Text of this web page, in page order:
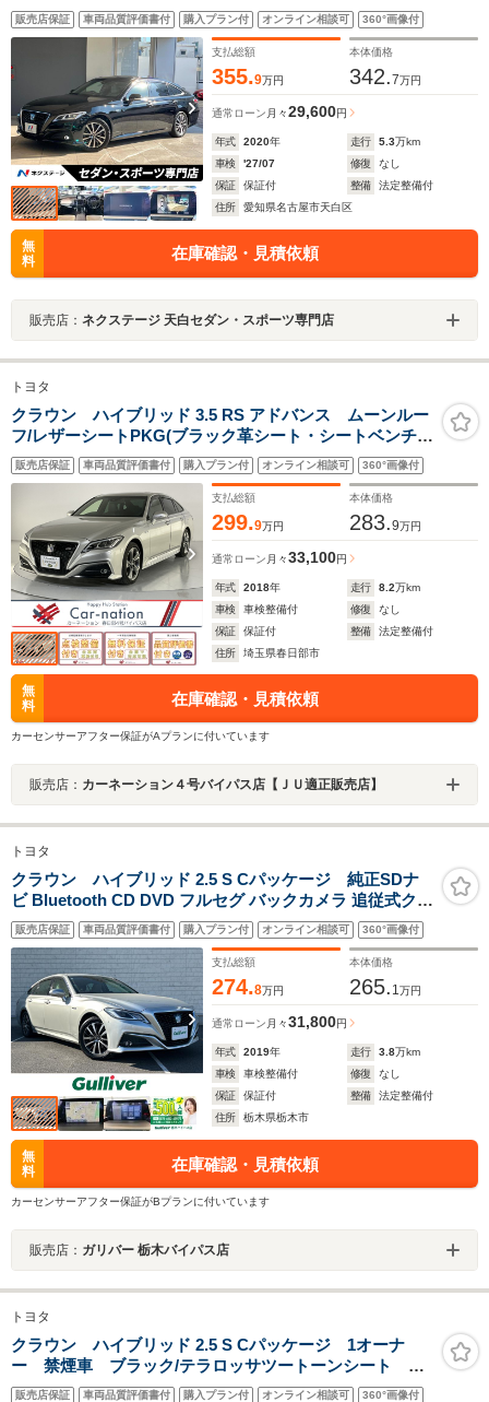
ーフ ベージュ革シート 3眼LEDヘッドライト 純正17
インチAW 革巻ステアリング ベンチレーション スー
パーライブサウンドシステム
販売店保証 車両品質評価書付 購入プラン付 オンライン相談可 360°画像付
支払総額
355.9万円
本体価格
342.7万円
通常ローン 月々29,600円
年式 2020年 走行 5.3万km
車検
'27/07 修復
なし
保証
保証付 整備
法定整備付
住所
愛知県名古屋市天白区
無
料
在庫確認・見積依頼
販売店： ネクステージ 天白セダン・スポーツ専門店
トヨタ
クラウン ハイブリッド 3.5 RS アドバンス ムーンルー
フ/レザーシートPKG(ブラック革シート・シートベンチレ
ーション)/セーフティPKGプラス/セーフティセン
ス/BSM/3眼LEDヘッド/TコネクトSDナビシステム/フルセ
グTV/Blu-ray再生/Bluetooth/ETC2.0
販売店保証 車両品質評価書付 購入プラン付 オンライン相談可 360°画像付
支払総額
299.9万円
本体価格
283.9万円
通常ローン 月々33,100円
年式 2018年 走行 8.2万km
車検
車検整備付 修復
なし
保証
保証付 整備
法定整備付
住所
埼玉県春日部市
無
料
在庫確認・見積依頼
カーセンサーアフター保証がAプランに付いています
販売店： カーネーション４号バイパス店【ＪＵ適正販売店】
トヨタ
クラウン ハイブリッド 2.5 S Cパッケージ 純正SDナ
ビ Bluetooth CD DVD フルセグ バックカメラ 追従式クル
ーズコントロール レザーシート パワーシート シートヒー
ター シートクーラー ドライブレコーダー ETC 衝突被害
軽減システム コーナーセンサー
販売店保証 車両品質評価書付 購入プラン付 オンライン相談可 360°画像付
支払総額
274.8万円
本体価格
265. 1万円
通常ローン 月々31,800円
年式 2019年 走行 3.8万km
車検
車検整備付 修復
なし
保証
保証付 整備
法定整備付
住所
栃木県栃木市
無
料
在庫確認・見積依頼
カーセンサーアフター保証がBプランに付いています
販売店： ガリバー 栃木バイパス店
トヨタ
クラウン ハイブリッド 2.5 S Cパッケージ 1オーナ
ー 禁煙車 ブラック/テラロッサツートーンシート メ
ーカーナビ バックカメラ BSM RCTA シートヒー
販売店保証 車両品質評価書付 購入プラン付 オンライン相談可 360°画像付